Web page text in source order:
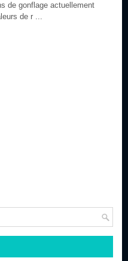
de gonflage actuellement
de r ...